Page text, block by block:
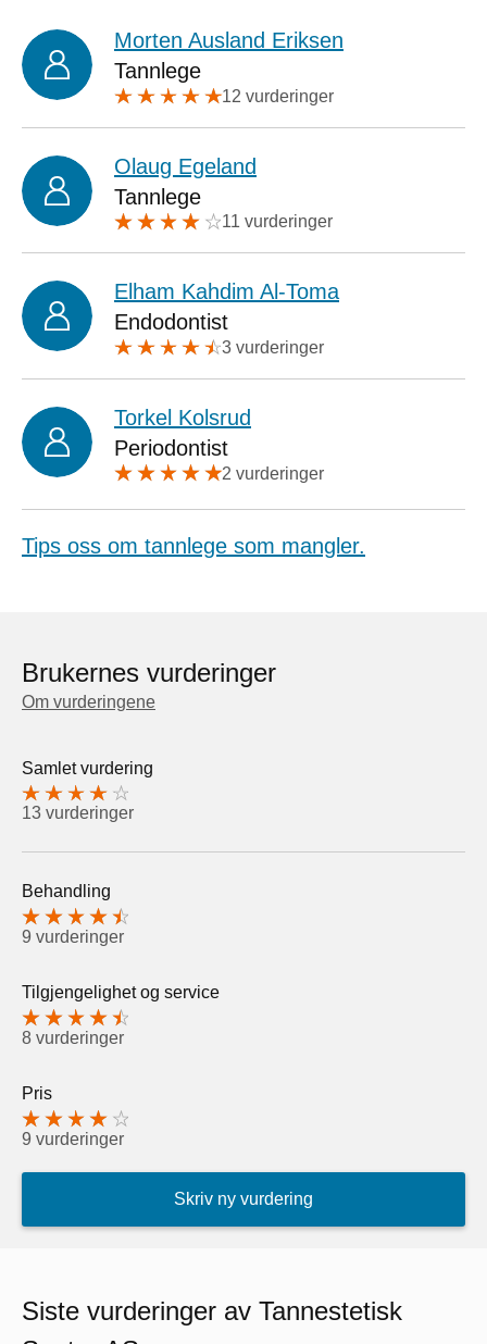
Morten Ausland Eriksen
Tannlege
12 vurderinger
Olaug Egeland
Tannlege
11 vurderinger
Elham Kahdim Al-Toma
Endodontist
3 vurderinger
Torkel Kolsrud
Periodontist
2 vurderinger
Tips oss om tannlege som mangler.
Brukernes vurderinger
Om vurderingene
Samlet vurdering
13 vurderinger
Behandling
9 vurderinger
Tilgjengelighet og service
8 vurderinger
Pris
9 vurderinger
Skriv ny vurdering
Siste vurderinger av Tannestetisk